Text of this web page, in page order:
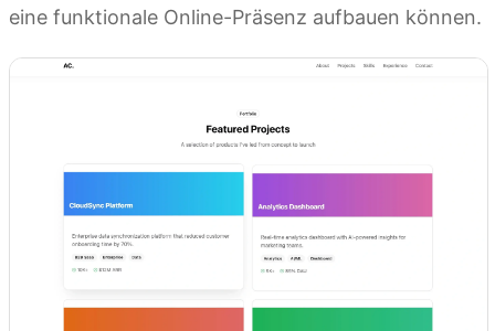
eine funktionale Online-Präsenz aufbauen können.